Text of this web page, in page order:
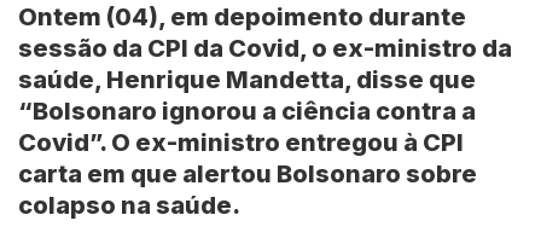
Ontem (04), em depoimento durante
sessão da CPI da Covid, o ex-ministro da
saúde, Henrique Mandetta, disse que
“Bolsonaro ignorou a ciência contra a
Covid”. O ex-ministro entregou à CPI
carta em que alertou Bolsonaro sobre
colapso na saúde.